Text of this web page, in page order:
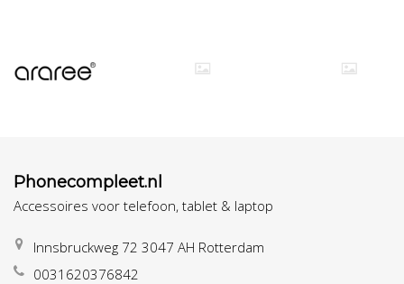
Phonecompleet.nl
Accessoires voor telefoon, tablet & laptop
Innsbruckweg 72 3047 AH Rotterdam
0031620376842